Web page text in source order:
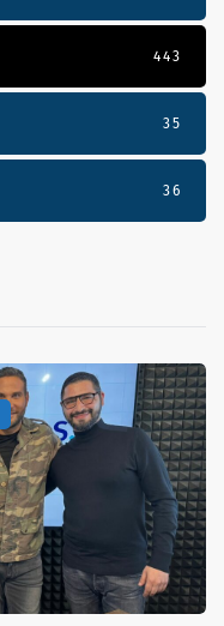
443
35
36